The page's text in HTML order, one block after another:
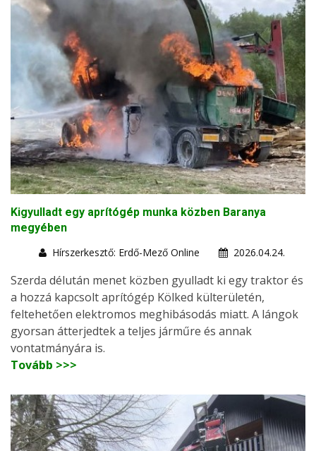
Kigyulladt egy aprítógép munka közben Baranya
megyében
Hírszerkesztő: Erdő-Mező Online
2026.04.24.
Szerda délután menet közben gyulladt ki egy traktor és
a hozzá kapcsolt aprítógép Kölked külterületén,
feltehetően elektromos meghibásodás miatt. A lángok
gyorsan átterjedtek a teljes járműre és annak
vontatmányára is.
Tovább >>>